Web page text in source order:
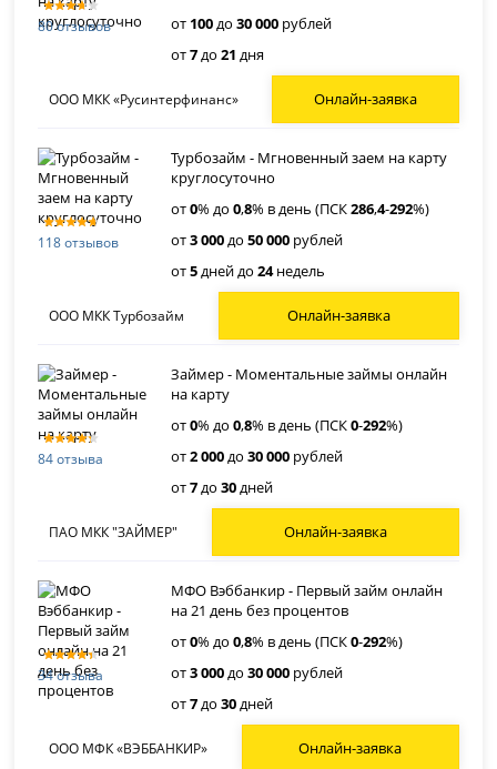
80 отзывов
от 100до30 000 рублей
от7до21 дня
ООО МКК «Русинтерфинанс» Онлайн-заявка
118 отзывов
Турбозайм - Мгновенный заем на карту
круглосуточно
от0% до0,8% в день (ПСК286,4-292%)
от3 000до50 000 рублей
от5дней до24недель
ООО МКК Турбозайм Онлайн-заявка
84 отзыва
Займер - Моментальные займы онлайн
на карту
от0% до0,8% в день (ПСК0-292%)
от2 000до30 000 рублей
от7до30дней
ПАО МКК "ЗАЙМЕР" Онлайн-заявка
34 отзыва
МФО Вэббанкир - Первый займ онлайн
на 21 день без процентов
от0% до0,8% в день (ПСК0-292%)
от3 000до30 000 рублей
от7до30дней
ООО МФК «ВЭББАНКИР» Онлайн-заявка